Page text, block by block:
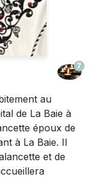
7
au
de La Baie à
époux de
à La Baie. Il
et de